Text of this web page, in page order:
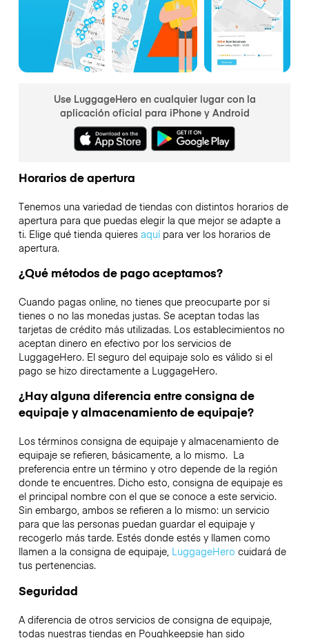
Use LuggageHero en cualquier lugar con la
aplicación oficial para iPhone y Android
Horarios de apertura
Tenemos una variedad de tiendas con distintos horarios de
apertura para que puedas elegir la que mejor se adapte a
ti. Elige qué tienda quieres aquípara ver los horarios de
apertura.
¿Qué métodos de pago aceptamos?
Cuando pagas online, no tienes que preocuparte por si
tienes o no las monedas justas. Se aceptan todas las
tarjetas de crédito más utilizadas. Los establecimientos no
aceptan dinero en efectivo por los servicios de
LuggageHero. El seguro del equipaje solo es válido si el
pago se hizo directamente a LuggageHero.
¿Hay alguna diferencia entre consigna de
equipaje y almacenamiento de equipaje?
Los términos consigna de equipaje y almacenamiento de
equipaje se refieren, básicamente, a lo mismo. La
preferencia entre un término y otro depende de la región
donde te encuentres. Dicho esto, consigna de equipaje es
el principal nombre con el que se conoce a este servicio.
Sin embargo, ambos se refieren a lo mismo: un servicio
para que las personas puedan guardar el equipaje y
recogerlo más tarde. Estés donde estés y llamen como
llamen a la consigna de equipaje,LuggageHero cuidará de
tus pertenencias.
Seguridad
A diferencia de otros servicios de consigna de equipaje,
todas nuestras tiendas en Poughkeepsiehan sido